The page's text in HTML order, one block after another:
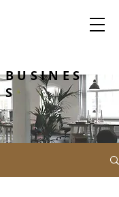
BUSINES
S